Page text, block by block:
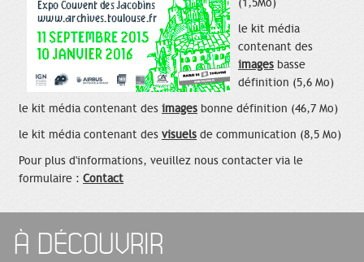
le kit média
contenant des
images basse
définition (5,6 Mo)
le kit média contenant des images bonne définition (46,7 Mo)
le kit média contenant des visuels de communication (8,5 Mo)
Pour plus d'informations, veuillez nous contacter via le
formulaire : Contact
À DÉCOUVRIR